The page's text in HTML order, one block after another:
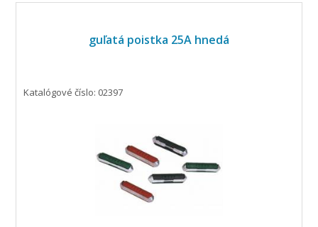
guľatá poistka 25A hnedá
Katalógové číslo: 02397